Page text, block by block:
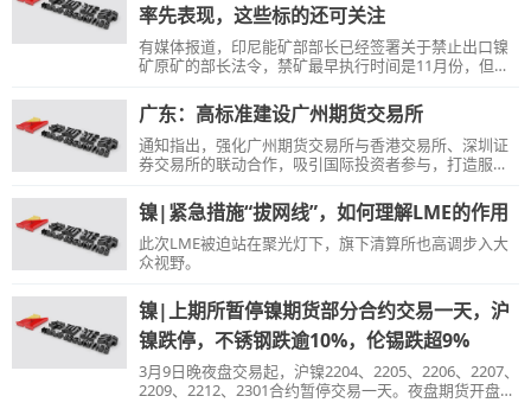
率先表现，这些标的还可关注
有媒体报道，印尼能矿部部长已经签署关于禁止出口镍
矿原矿的部长法令，禁矿最早执行时间是11月份，但是
广东：高标准建设广州期货交易所
通知指出，强化广州期货交易所与香港交易所、深圳证
券交易所的联动合作，吸引国际投资者参与，打造服务
台。
镍|紧急措施“拔网线”，如何理解LME的作用
此次LME被迫站在聚光灯下，旗下清算所也高调步入大
众视野。
镍|上期所暂停镍期货部分合约交易一天，沪
镍跌停，不锈钢跌逾10%，伦锡跌超9%
3月9日晚夜盘交易起，沪镍2204、2205、2206、2207、
2209、2212、2301合约暂停交易一天。夜盘期货开盘，